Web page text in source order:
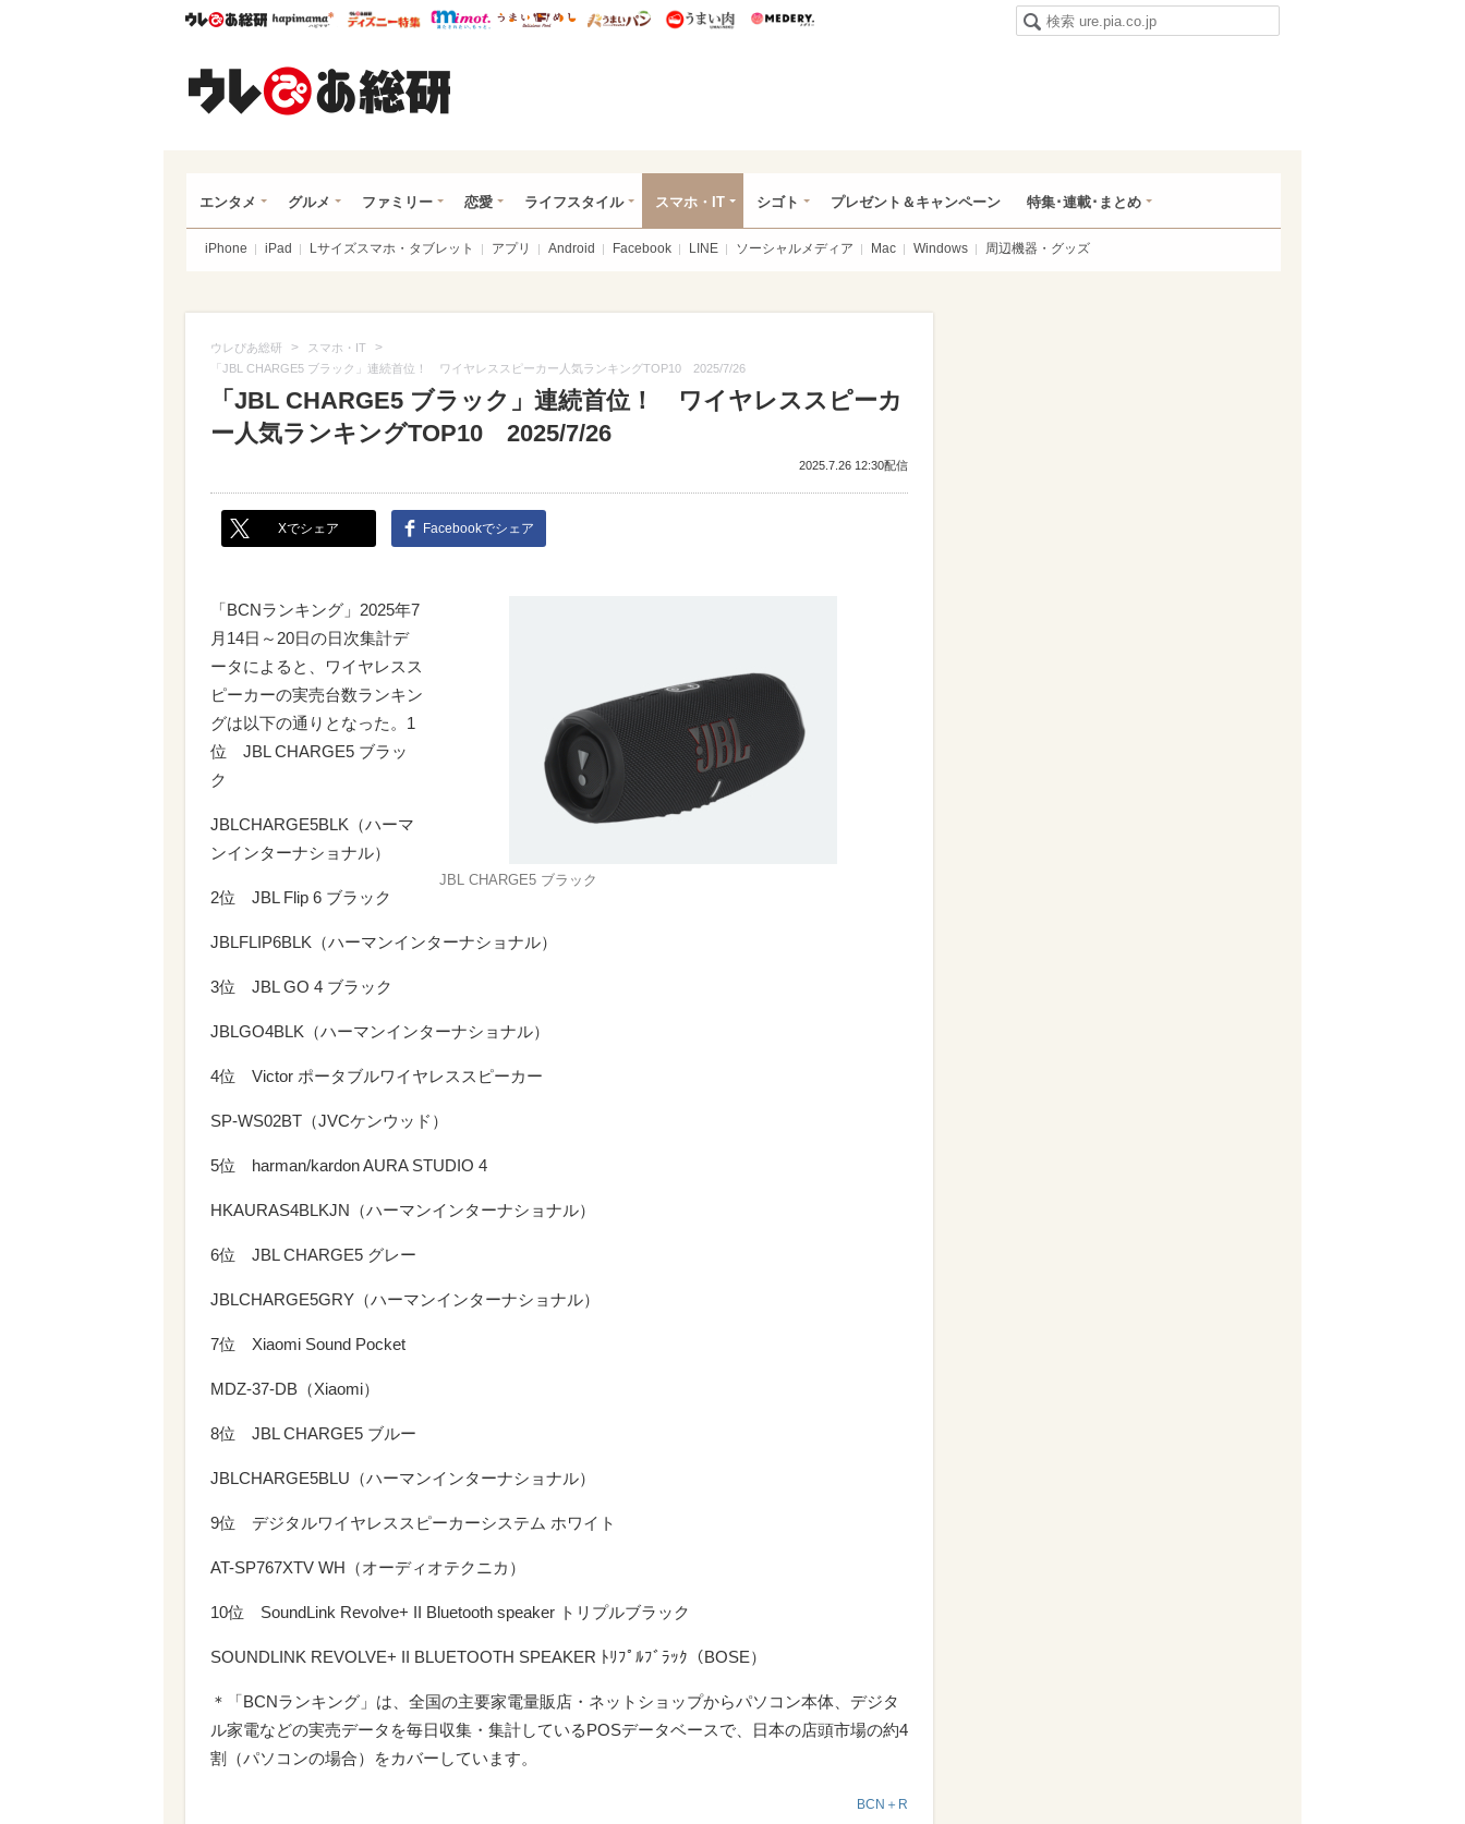
ウレぴあ総研ハピママ* ウレぴあ総研 ディズニー特集
mimot. うまいめし うまいパン うまい肉
エンタメ グルメ ファミリー 恋愛 ライフスタイル スマホ・IT シゴト プレゼント＆キャンペーン 特集･連載･まとめ
iPhone iPad Lサイズスマホ・タブレット アプリ Android Facebook LINE ソーシャルメディア Mac Windows 周辺機器・グッズ
ウレぴあ総研 > スマホ・IT >
「JBL CHARGE5 ブラック」連続首位！ ワイヤレススピーカー人気ランキングTOP10 2025/7/26
「JBL CHARGE5 ブラック」連続首位！ ワイヤレススピーカ
ー人気ランキングTOP10 2025/7/26
2025.7.26 12:30配信
Xでシェア Facebookでシェア
JBL CHARGE5 ブラック
「BCNランキング」2025年7
月14日～20日の日次集計デ
ータによると、ワイヤレスス
ピーカーの実売台数ランキン
グは以下の通りとなった。1
位 JBL CHARGE5 ブラッ
ク
JBLCHARGE5BLK（ハーマ
ンインターナショナル）
2位 JBL Flip 6 ブラック
JBLFLIP6BLK（ハーマンインターナショナル）
3位 JBL GO 4 ブラック
JBLGO4BLK（ハーマンインターナショナル）
4位 Victor ポータブルワイヤレススピーカー
SP-WS02BT（JVCケンウッド）
5位 harman/kardon AURA STUDIO 4
HKAURAS4BLKJN（ハーマンインターナショナル）
6位 JBL CHARGE5 グレー
JBLCHARGE5GRY（ハーマンインターナショナル）
7位 Xiaomi Sound Pocket
MDZ-37-DB（Xiaomi）
8位 JBL CHARGE5 ブルー
JBLCHARGE5BLU（ハーマンインターナショナル）
9位 デジタルワイヤレススピーカーシステム ホワイト
AT-SP767XTV WH（オーディオテクニカ）
10位 SoundLink Revolve+ II Bluetooth speaker トリプルブラック
SOUNDLINK REVOLVE+ II BLUETOOTH SPEAKER ﾄﾘﾌﾟﾙﾌﾞﾗｯｸ（BOSE）
＊「BCNランキング」は、全国の主要家電量販店・ネットショップからパソコン本体、デジタ
ル家電などの実売データを毎日収集・集計しているPOSデータベースで、日本の店頭市場の約4
割（パソコンの場合）をカバーしています。
BCN＋R